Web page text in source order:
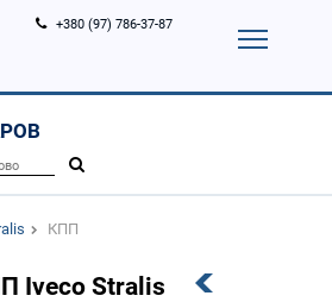
0)
Услуги
+380 (97) 786-37-87
КПП
Iveco Stralis